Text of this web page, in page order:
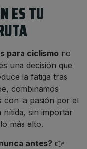
ES TU
para ciclismo no
una decisión que
la fatiga tras
combinamos
con la pasión por el
sin importar
más alto.
antes? 👉